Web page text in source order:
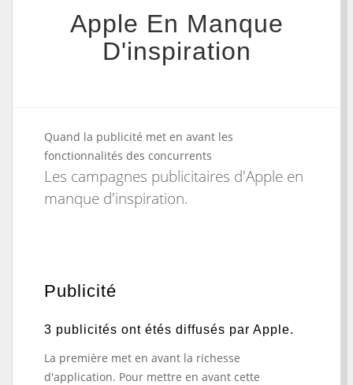
Apple En Manque
D'inspiration
Quand la publicité met en avant les
fonctionnalités des concurrents
Les campagnes publicitaires d'Apple en
manque d'inspiration.
Publicité
3 publicités ont étés diffusés par Apple.
La première met en avant la richesse
d'application. Pour mettre en avant cette